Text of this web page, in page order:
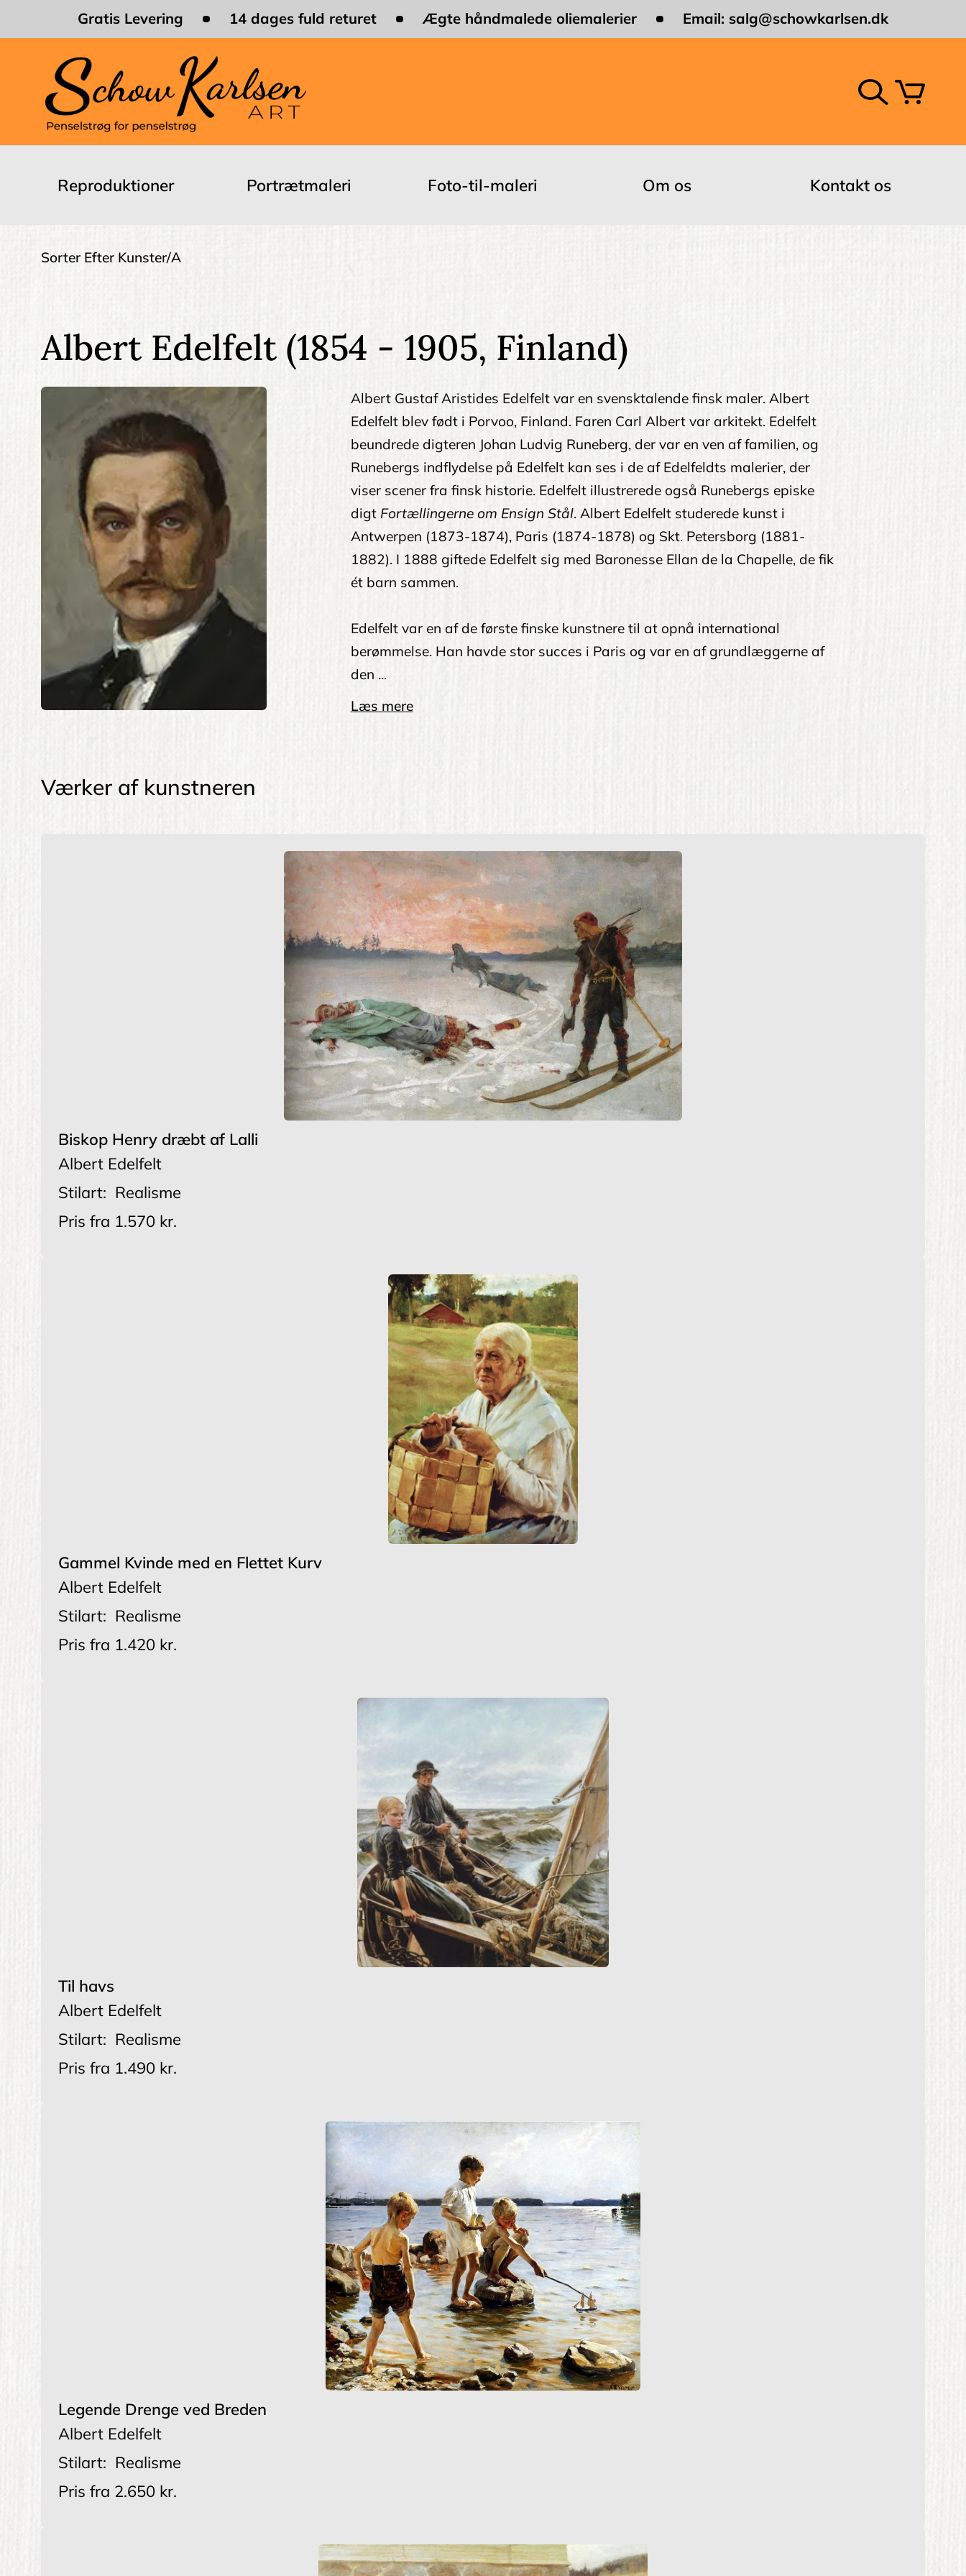
Gratis Levering 14 dages fuld returet Ægte håndmalede oliemalerier Email: salg@schowkarlsen.dk
Reproduktioner Portrætmaleri Foto-til-maleri Om os Kontakt os
Brødkrumme
Sorter Efter Kunster A
Albert Edelfelt(1854 - 1905, Finland)
Albert Gustaf Aristides Edelfelt var en svensktalende finsk maler. Albert
Edelfelt blev født i Porvoo, Finland. Faren Carl Albert var arkitekt. Edelfelt
beundrede digteren Johan Ludvig Runeberg, der var en ven af familien, og
Runebergs indflydelse på Edelfelt kan ses i de af Edelfeldts malerier, der
viser scener fra finsk historie. Edelfelt illustrerede også Runebergs episke
digt Fortællingerne om Ensign Stål. Albert Edelfelt studerede kunst i
Antwerpen (1873-1874), Paris (1874-1878) og Skt. Petersborg (1881-
1882). I 1888 giftede Edelfelt sig med Baronesse Ellan de la Chapelle, de fik
ét barn sammen.
Edelfelt var en af ​​de første finske kunstnere til at opnå international
berømmelse. Han havde stor succes i Paris og var en af ​​grundlæggerne af
den ...
Læs mere
Værker af kunstneren
Biskop Henry dræbt af Lalli
Albert Edelfelt
Stilart: Realisme
Pris fra 1.570 kr.
Gammel Kvinde med en Flettet Kurv
Albert Edelfelt
Stilart: Realisme
Pris fra 1.420 kr.
Til havs
Albert Edelfelt
Stilart: Realisme
Pris fra 1.490 kr.
Legende Drenge ved Breden
Albert Edelfelt
Stilart: Realisme
Pris fra 2.650 kr.